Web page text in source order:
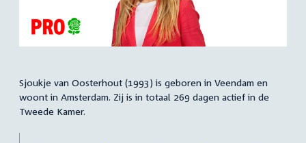
Samenvatting
Sjoukje van Oosterhout (1993) is geboren in Veendam en
woont in Amsterdam. Zij is in totaal 269 dagen actief in de
Tweede Kamer.